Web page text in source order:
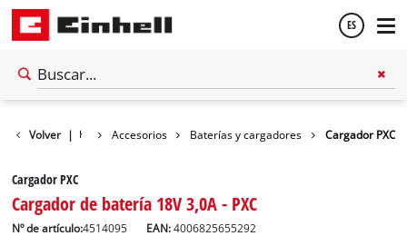
ES
Volver | Accesorios Baterías y cargadores Cargador PXC
Cargador PXC
Cargador de batería 18V 3,0A - PXC
Nº de artículo:4514095 EAN:4006825655292